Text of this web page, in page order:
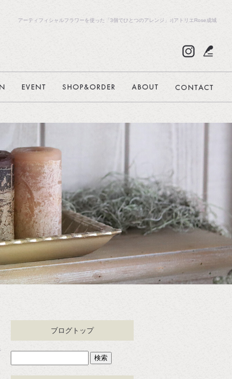
アーティフィシャルフラワーを使った「3個でひとつのアレンジ」♪|アトリエRose成城
ブログトップ